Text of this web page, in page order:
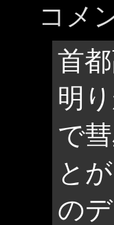
コメ
首
明
で
と
の